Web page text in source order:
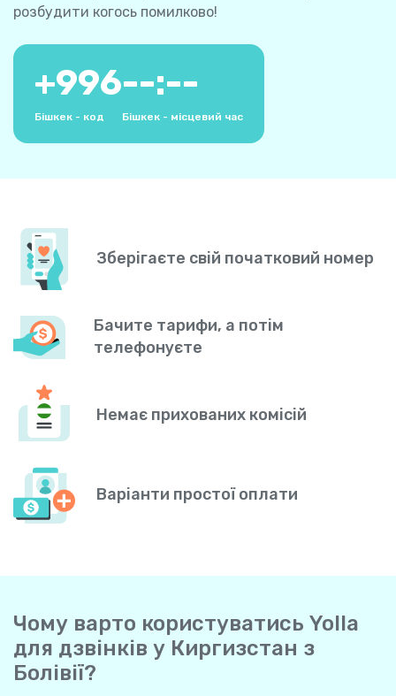
розбудити когось помилково!
+996
Бішкек - код
--:--
Бішкек - місцевий час
Зберігаєте свій початковий номер
Бачите тарифи, а потім
телефонуєте
Немає прихованих комісій
Варіанти простої оплати
Чому варто користуватись Yolla
для дзвінків у Киргизстан з
Болівії?